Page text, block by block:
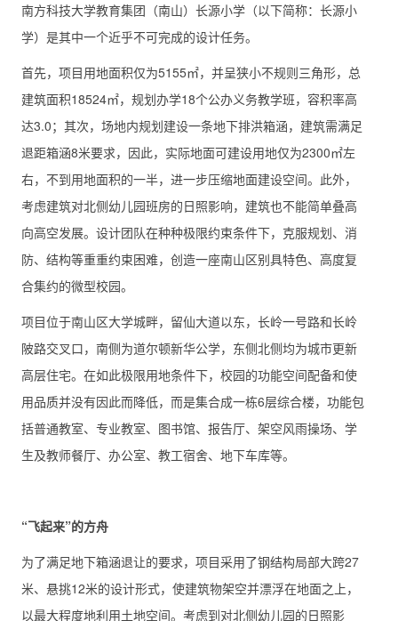
南方科技大学教育集团（南山）长源小学（以下简称：长源小
学）是其中一个近乎不可完成的设计任务。
首先，项目用地面积仅为5155㎡，并呈狭小不规则三角形，总
建筑面积18524㎡，规划办学18个公办义务教学班，容积率高
达3.0；其次，场地内规划建设一条地下排洪箱涵，建筑需满足
退距箱涵8米要求，因此，实际地面可建设用地仅为2300㎡左
右，不到用地面积的一半，进一步压缩地面建设空间。此外，
考虑建筑对北侧幼儿园班房的日照影响，建筑也不能简单叠高
向高空发展。设计团队在种种极限约束条件下，克服规划、消
防、结构等重重约束困难，创造一座南山区别具特色、高度复
合集约的微型校园。
项目位于南山区大学城畔，留仙大道以东，长岭一号路和长岭
陂路交叉口，南侧为道尔顿新华公学，东侧北侧均为城市更新
高层住宅。在如此极限用地条件下，校园的功能空间配备和使
用品质并没有因此而降低，而是集合成一栋6层综合楼，功能包
括普通教室、专业教室、图书馆、报告厅、架空风雨操场、学
生及教师餐厅、办公室、教工宿舍、地下车库等。
“飞起来”的方舟
为了满足地下箱涵退让的要求，项目采用了钢结构局部大跨27
米、悬挑12米的设计形式，使建筑物架空并漂浮在地面之上，
以最大程度地利用土地空间。考虑到对北侧幼儿园的日照影